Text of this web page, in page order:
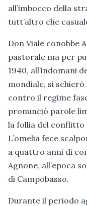
all’imbocco della
tutt’altro che
Don Viale conobbe
pastorale ma per
1940, all’indomani
mondiale, si
contro il regime
pronunciò parole
la follia del conflitto
L’omelia fece
a quattro anni di
Agnone, all’epoca
di Campobasso.
Durante il periodo